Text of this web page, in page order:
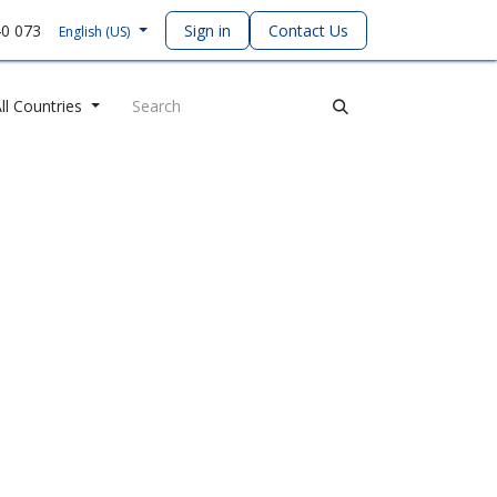
073 English (US) Sign in Contact Us
Countries